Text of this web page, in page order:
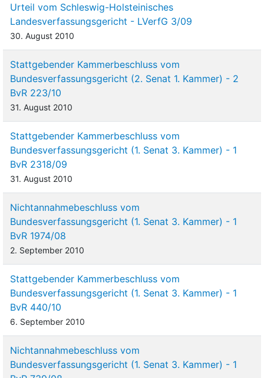
Urteil vom Schleswig-Holsteinisches
Landesverfassungsgericht - LVerfG 3/09
30. August 2010
Stattgebender Kammerbeschluss vom
Bundesverfassungsgericht (2. Senat 1. Kammer) - 2
BvR 223/10
31. August 2010
Stattgebender Kammerbeschluss vom
Bundesverfassungsgericht (1. Senat 3. Kammer) - 1
BvR 2318/09
31. August 2010
Nichtannahmebeschluss vom
Bundesverfassungsgericht (1. Senat 3. Kammer) - 1
BvR 1974/08
2. September 2010
Stattgebender Kammerbeschluss vom
Bundesverfassungsgericht (1. Senat 3. Kammer) - 1
BvR 440/10
6. September 2010
Nichtannahmebeschluss vom
Bundesverfassungsgericht (1. Senat 3. Kammer) - 1